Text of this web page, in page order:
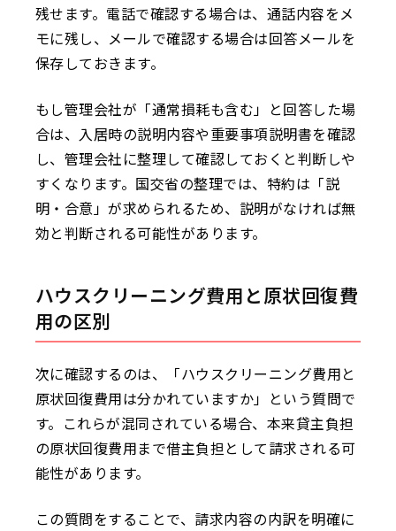
残せます。電話で確認する場合は、通話内容をメ
モに残し、メールで確認する場合は回答メールを
保存しておきます。
もし管理会社が「通常損耗も含む」と回答した場
合は、入居時の説明内容や重要事項説明書を確認
し、管理会社に整理して確認しておくと判断しや
すくなります。国交省の整理では、特約は「説
明・合意」が求められるため、説明がなければ無
効と判断される可能性があります。
ハウスクリーニング費用と原状回復費
用の区別
次に確認するのは、「ハウスクリーニング費用と
原状回復費用は分かれていますか」という質問で
す。これらが混同されている場合、本来貸主負担
の原状回復費用まで借主負担として請求される可
能性があります。
この質問をすることで、請求内容の内訳を明確に